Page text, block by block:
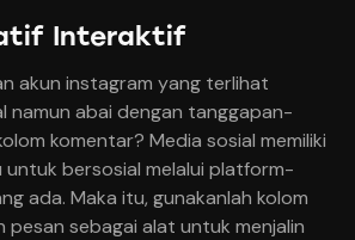
Interaktif
akun instagram yang terlihat
namun abai dengan tanggapan-
komentar? Media sosial memiliki
untuk bersosial melalui platform-
ada. Maka itu, gunakanlah kolom
sebagai alat untuk menjalin